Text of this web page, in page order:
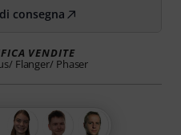
consegna
VENDITE
Flanger/ Phaser